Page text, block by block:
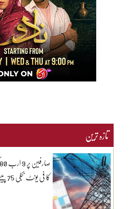
تازہ ترین
کا فی یونٹ بجلی 75 پیسے مہنگی کرنے کا فیصلہ